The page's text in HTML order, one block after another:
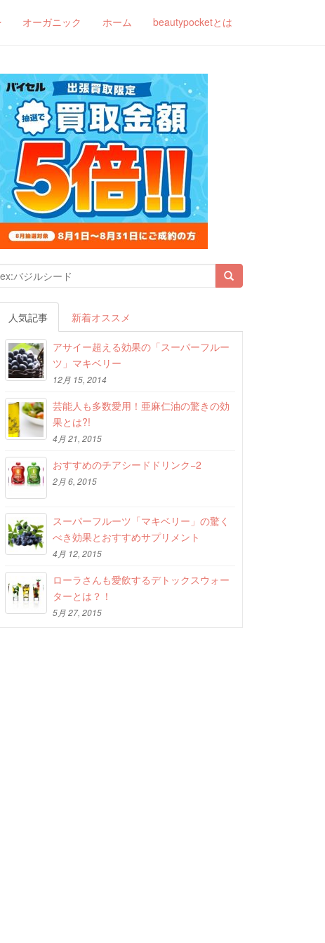
オーガニック ホーム beautypocketとは
検索結果:
人気記事 新着オススメ
アサイー超える効果の「スーパーフルー
ツ」マキベリー
12月 15, 2014
芸能人も多数愛用！亜麻仁油の驚きの効
果とは?!
4月 21, 2015
おすすめのチアシードドリンク−2
2月 6, 2015
スーパーフルーツ「マキベリー」の驚く
べき効果とおすすめサプリメント
4月 12, 2015
ローラさんも愛飲するデトックスウォー
ターとは？！
5月 27, 2015